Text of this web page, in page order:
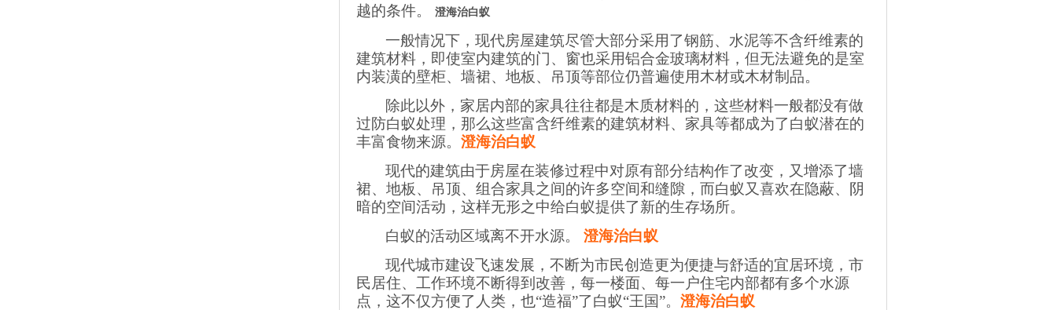
越的条件。
澄海治白蚁
一般情况下，现代房屋建筑尽管大部分采用了钢筋、水泥等不含纤维素的
建筑材料，即使室内建筑的门、窗也采用铝合金玻璃材料，但无法避免的是室
内装潢的壁柜、墙裙、地板、吊顶等部位仍普遍使用木材或木材制品。
除此以外，家居内部的家具往往都是木质材料的，这些材料一般都没有做
过防白蚁处理，那么这些富含纤维素的建筑材料、家具等都成为了白蚁潜在的
丰富食物来源。 澄海治白蚁
现代的建筑由于房屋在装修过程中对原有部分结构作了改变，又增添了墙
裙、地板、吊顶、组合家具之间的许多空间和缝隙，而白蚁又喜欢在隐蔽、阴
暗的空间活动，这样无形之中给白蚁提供了新的生存场所。
白蚁的活动区域离不开水源。澄海治白蚁
现代城市建设飞速发展，不断为市民创造更为便捷与舒适的宜居环境，市
民居住、工作环境不断得到改善，每一楼面、每一户住宅内部都有多个水源
点，这不仅方便了人类，也“造福”了白蚁“王国”。 澄海治白蚁